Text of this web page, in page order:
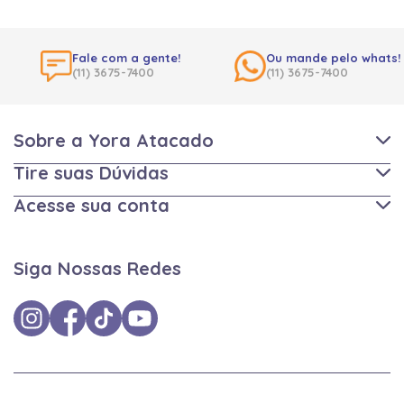
Fale com a gente!
(11) 3675-7400
Ou mande pelo whats!
(11) 3675-7400
Sobre a Yora Atacado
Tire suas Dúvidas
Acesse sua conta
Siga Nossas Redes